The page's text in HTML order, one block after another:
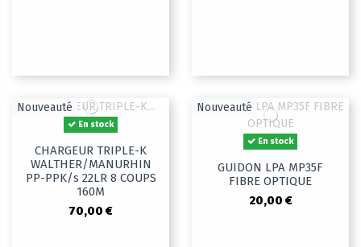
Nouveauté
En stock
CHARGEUR TRIPLE-K
WALTHER/MANURHIN
PP-PPK/s 22LR 8 COUPS
160M
70,00 €
Nouveauté
En stock
GUIDON LPA MP35F
FIBRE OPTIQUE
20,00 €